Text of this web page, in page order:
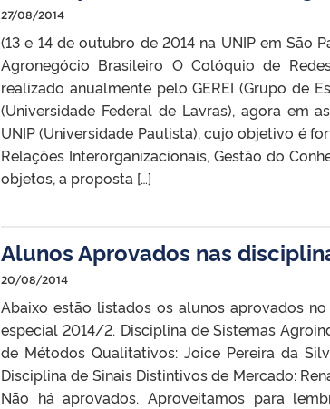
27/08/2014
(13 e 14 de outubro de 2014 na UNIP em São
Agronegócio Brasileiro O Colóquio de
realizado anualmente pelo GEREI (Grupo de
(Universidade Federal de Lavras), agora em
UNIP (Universidade Paulista), cujo objetivo é
Relações Interorganizacionais, Gestão do
objetos, a proposta […]
Alunos Aprovados nas
20/08/2014
Abaixo estão listados os alunos aprovados
especial 2014/2. Disciplina de Sistemas
de Métodos Qualitativos: Joice Pereira da
Disciplina de Sinais Distintivos de Mercado:
Não há aprovados. Aproveitamos para